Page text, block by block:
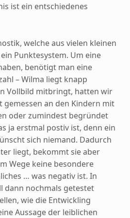
ist ein entschiedenes
welche aus vielen kleinen
Punktesystem. Um eine
benötigt man eine
– Wilma liegt knapp
Vollbild mitbringt, hatten wir
an den Kindern mit
oder zumindest begründet
ja erstmal postiv ist, denn ein
sich niemand. Dadurch
liegt, bekommt sie aber
Wege keine besondere
… was negativ ist. In
dann nochmals getestet
wie die Entwickling
Aussage der leiblichen